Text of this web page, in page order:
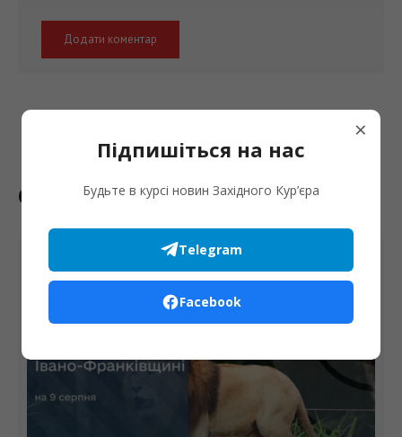
Останні новини
8 СЕРПНЯ
×
Підпишіться на нас
Будьте в курсі новин Західного Кур’єра
Telegram
Facebook